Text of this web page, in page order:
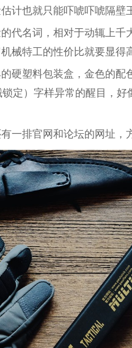
计也就只能吓唬吓唬隔壁
代名词，相对于动辄上千
械特工的性价比就要显得
硬塑料包装盒，金色的配
定）字样异常的醒目，
一排官网和论坛的网址，